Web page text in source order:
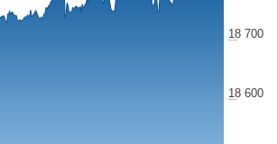
18 600
18 700